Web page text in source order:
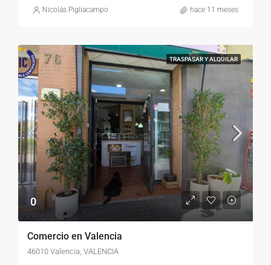
Nicolás Pigliacampo hace 11 meses
TRASPASAR Y ALQUILAR
0
Comercio en Valencia
46010 Valencia, VALENCIA